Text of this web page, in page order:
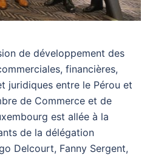
de développement des
financières,
juridiques entre le Pérou et
de Commerce et de
est allée à la
de la délégation
Delcourt, Fanny Sergent,